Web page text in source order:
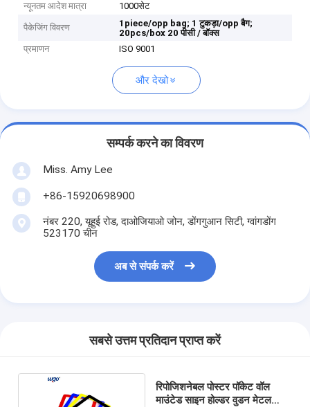
न्यूनतम आदेश मात्रा
1000सेट
पैकेजिंग विवरण 1piece/opp bag; 1 टुकड़ा/opp बैग;
20pcs/box 20 पीसी / बॉक्स
प्रमाणन
ISO 9001
और देखो
सम्पर्क करने का विवरण
Miss. Amy Lee
+86-15920698900
नंबर 220, यूहुई रोड, दाओजियाओ जोन, डोंगगुआन सिटी, ग्वांगडोंग
523170 चीन
अब से संपर्क करें
सबसे उत्तम प्रतिदान प्राप्त करें
रिपोजिशनेबल पोस्टर पॉकेट वॉल
माउंटेड साइन होल्डर वुडन मेटल